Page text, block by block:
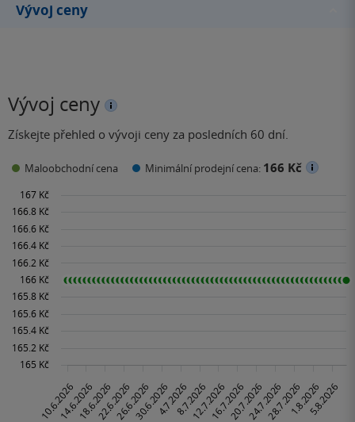
Vývoj ceny
Vývoj ceny
Získejte přehled o vývoji ceny za posledních 60 dní.
Maloobchodní cena Minimální prodejní cena: 166 Kč